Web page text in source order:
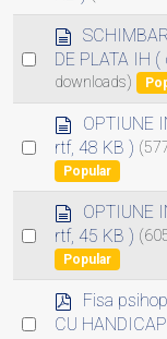
Select
item
d
o
c
u
m
e
n
t
DE PLATA IH (
downloads)
Select
item
d
o
c
u
m
e
n
t
OPTIUNE
rtf, 48 KB )
Popular
Select
item
d
o
c
u
m
e
OPTIUNE
rtf, 45 KB )
Popular
Select
p
d
Fisa
CU HANDICAP